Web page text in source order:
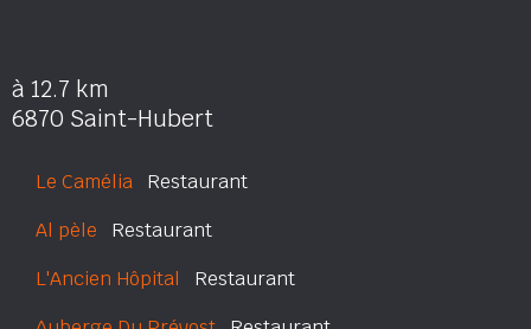
à 12.7 km
6870 Saint-Hubert
Le Camélia Restaurant
Al pèle Restaurant
L'Ancien Hôpital Restaurant